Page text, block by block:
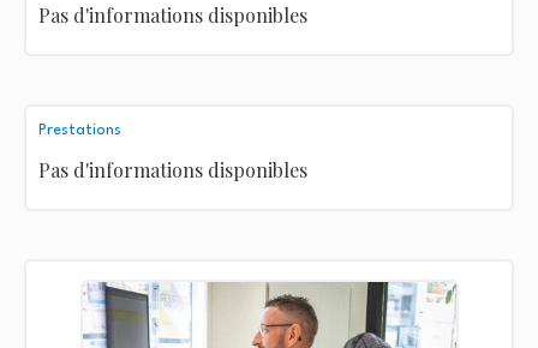
Pas d'informations disponibles
Prestations
Pas d'informations disponibles